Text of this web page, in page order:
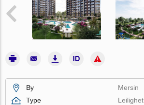
By
Mersin
Type
Leilighet